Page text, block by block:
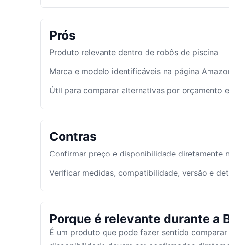
Prós
Produto relevante dentro de robôs de piscina
Marca e modelo identificáveis na página
Útil para comparar alternativas por orçamento
Contras
Confirmar preço e disponibilidade diretamente
Verificar medidas, compatibilidade, versão e
Porque é relevante durante a
É um produto que pode fazer sentido